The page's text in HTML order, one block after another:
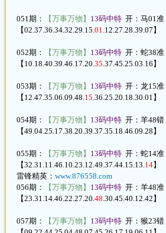
051期： 【万事万物】 13码中特 开：马01准
【02.37.36.34.32.29.15.01.12.27.28.39.07】
052期： 【万事万物】 13码中特 开：蛇38准
【10.18.40.39.46.17.20.35.37.45.25.03.16】
053期： 【万事万物】 13码中特 开：龙15准
【12.47.35.06.09.48.15.36.25.20.18.30.01】
054期： 【万事万物】 13码中特 开：羊48错
【49.04.25.17.38.20.39.37.35.18.46.09.28】
055期： 【万事万物】 13码中特 开：蛇14准
【32.31.11.46.10.23.12.49.37.44.15.13.14】
雷锋精英： www.876558.com
056期：
【万事万物】 13码中特 开：羊48准
【23.31.14.46.22.27.20.48.30.45.40.12.42】
057期： 【万事万物】 13码中特 开：猴23错